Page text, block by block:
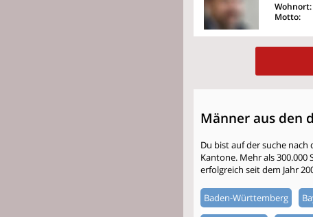
Wohnort:
Motto:
Männer aus den
Du bist auf der suche
Kantone. Mehr als
erfolgreich seit dem Jahr
Baden-Württemberg